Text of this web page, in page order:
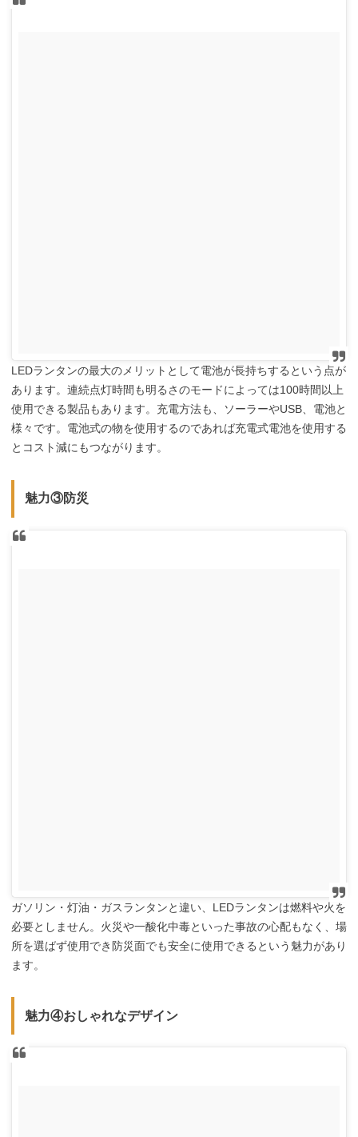
LEDランタンの最大のメリットとして電池が長持ちするという点が
あります。連続点灯時間も明るさのモードによっては100時間以上
使用できる製品もあります。充電方法も、ソーラーやUSB、電池と
様々です。電池式の物を使用するのであれば充電式電池を使用する
とコスト減にもつながります。
魅力③防災
ガソリン・灯油・ガスランタンと違い、LEDランタンは燃料や火を
必要としません。火災や一酸化中毒といった事故の心配もなく、場
所を選ばず使用でき防災面でも安全に使用できるという魅力があり
ます。
魅力④おしゃれなデザイン